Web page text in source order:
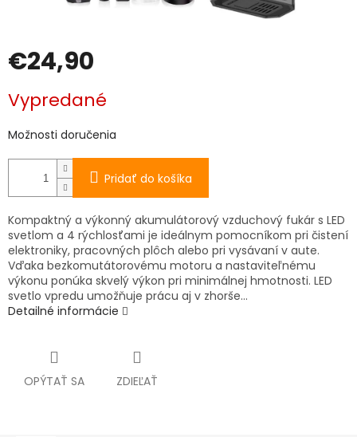
€24,90
cena:
Vypredané
Možnosti doručenia
Pridať do košíka
Kompaktný a výkonný akumulátorový vzduchový fukár s LED
svetlom a 4 rýchlosťami je ideálnym pomocníkom pri čistení
elektroniky, pracovných plôch alebo pri vysávaní v aute.
Vďaka bezkomutátorovému motoru a nastaviteľnému
výkonu ponúka skvelý výkon pri minimálnej hmotnosti. LED
svetlo vpredu umožňuje prácu aj v zhorše...
Detailné informácie
OPÝTAŤ SA ZDIEĽAŤ